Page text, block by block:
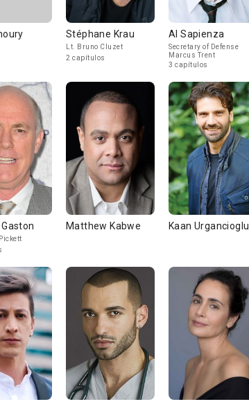
Stéphane Krau
Lt. Bruno Cluzet
2 capítulos
Al Sapienza
Secretary of Defense
Marcus Trent
3 capítulos
Matthew Kabwe Kaan Urgancioglu